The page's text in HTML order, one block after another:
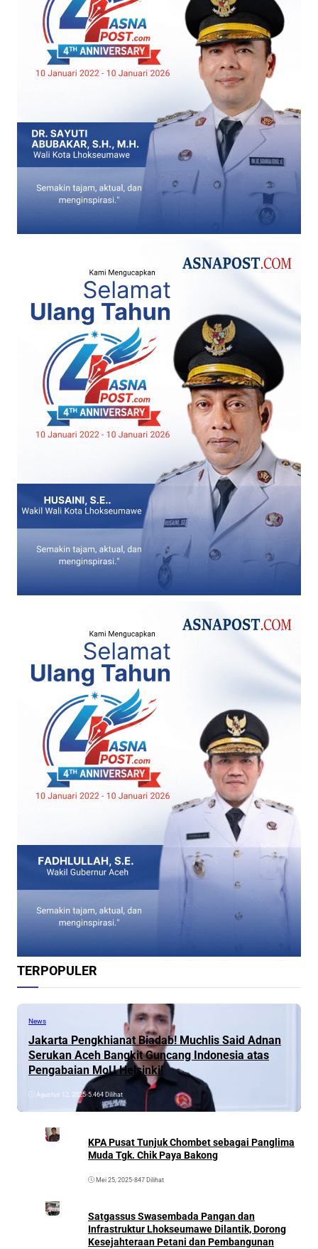
TERPOPULER
News
Jakarta Pengkhianat Biadab! Muchlis Said Adnan
Serukan Aceh Bangkit Guncang Indonesia atas
Pengabaian MoU Helsinki!
Agustus 12, 2025•5.464 Dilihat
KPA Pusat Tunjuk Chombet sebagai Panglima
Muda Tgk. Chik Paya Bakong
Mei 25, 2025•847 Dilihat
Satgassus Swasembada Pangan dan
Infrastruktur Lhokseumawe Dilantik, Dorong
Kesejahteraan Petani dan Pembangunan